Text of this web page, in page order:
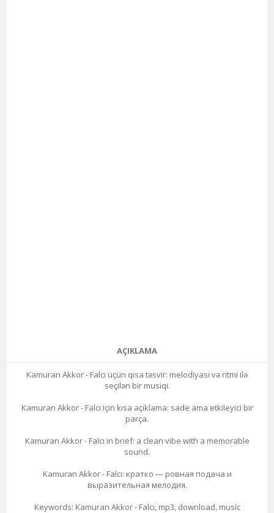
AÇIKLAMA
Kamuran Akkor - Falcı üçün qısa təsvir: melodiyası və ritmi ilə
seçilən bir musiqi.
Kamuran Akkor - Falcı için kısa açıklama: sade ama etkileyici bir
parça.
Kamuran Akkor - Falcı in brief: a clean vibe with a memorable
sound.
Kamuran Akkor - Falcı: кратко — ровная подача и
выразительная мелодия.
Keywords: Kamuran Akkor - Falcı, mp3, download, music